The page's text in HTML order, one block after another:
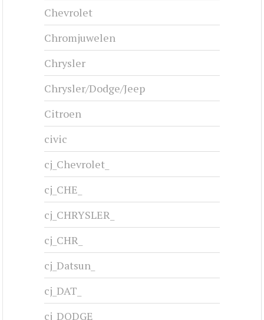
Chevrolet
Chromjuwelen
Chrysler
Chrysler/Dodge/Jeep
Citroen
civic
cj_Chevrolet_
cj_CHE_
cj_CHRYSLER_
cj_CHR_
cj_Datsun_
cj_DAT_
cj_DODGE_